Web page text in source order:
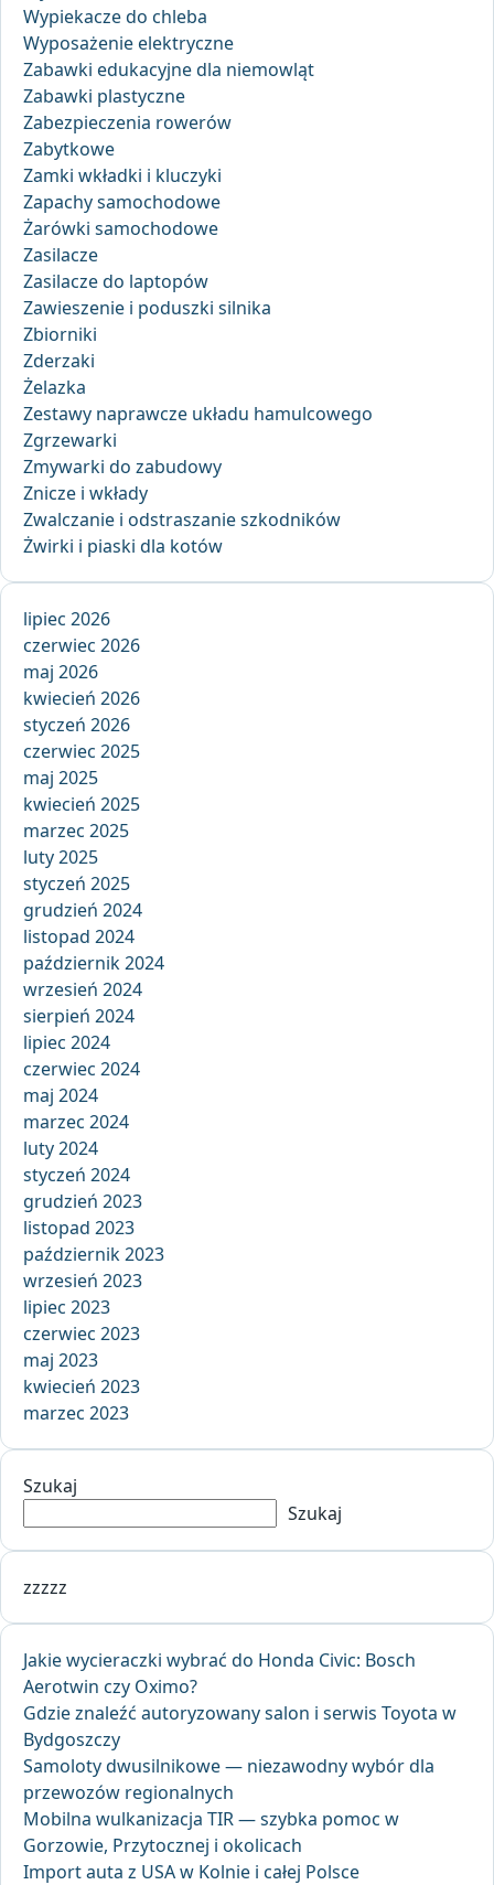
Wypiekacze do chleba
Wyposażenie elektryczne
Zabawki edukacyjne dla niemowląt
Zabawki plastyczne
Zabezpieczenia rowerów
Zabytkowe
Zamki wkładki i kluczyki
Zapachy samochodowe
Żarówki samochodowe
Zasilacze
Zasilacze do laptopów
Zawieszenie i poduszki silnika
Zbiorniki
Zderzaki
Żelazka
Zestawy naprawcze układu hamulcowego
Zgrzewarki
Zmywarki do zabudowy
Znicze i wkłady
Zwalczanie i odstraszanie szkodników
Żwirki i piaski dla kotów
lipiec 2026
czerwiec 2026
maj 2026
kwiecień 2026
styczeń 2026
czerwiec 2025
maj 2025
kwiecień 2025
marzec 2025
luty 2025
styczeń 2025
grudzień 2024
listopad 2024
październik 2024
wrzesień 2024
sierpień 2024
lipiec 2024
czerwiec 2024
maj 2024
marzec 2024
luty 2024
styczeń 2024
grudzień 2023
listopad 2023
październik 2023
wrzesień 2023
lipiec 2023
czerwiec 2023
maj 2023
kwiecień 2023
marzec 2023
Szukaj
Szukaj
zzzzz
Jakie wycieraczki wybrać do Honda Civic: Bosch
Aerotwin czy Oximo?
Gdzie znaleźć autoryzowany salon i serwis Toyota w
Bydgoszczy
Samoloty dwusilnikowe — niezawodny wybór dla
przewozów regionalnych
Mobilna wulkanizacja TIR — szybka pomoc w
Gorzowie, Przytocznej i okolicach
Import auta z USA w Kolnie i całej Polsce